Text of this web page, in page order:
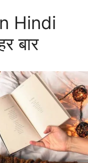
Hindi
बार